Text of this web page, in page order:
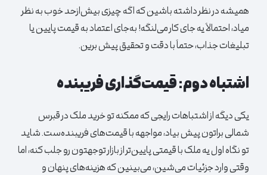
همیشه در نظر داشته باشین که اگه چیزی بیش‌ازحد خوب به نظر
میاد، احتمالاً یه جای کار می‌لنگه! به‌جای اعتماد به قیمت پایین یا
تبلیغات جذاب، حتماً با دقت و تحقیق پیش برین.
اشتباه دوم: قیمت‌گذاری فریبنده
یکی دیگه از اشتباهات رایجی که ممکنه تو خرید ملک در قبرس
شمالی براتون پیش بیاد، مواجهه با قیمت‌های فریبنده‌ست. شاید
تو نگاه اول یه ملک با قیمتی پایین‌تر از بازار توجهتون رو جلب کنه، اما
وقتی وارد جزئیات می‌شین، می‌بینین که هزینه‌های پنهان و